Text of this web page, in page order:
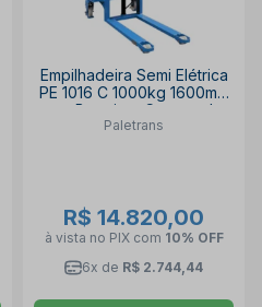
Empilhadeira Semi Elétrica
PE 1016 C 1000kg 1600mm
com Bateria e Carregador
PALETRANS
Paletrans
R$ 14.820,00
à vista no PIX com 10% OFF
6x de R$ 2.744,44